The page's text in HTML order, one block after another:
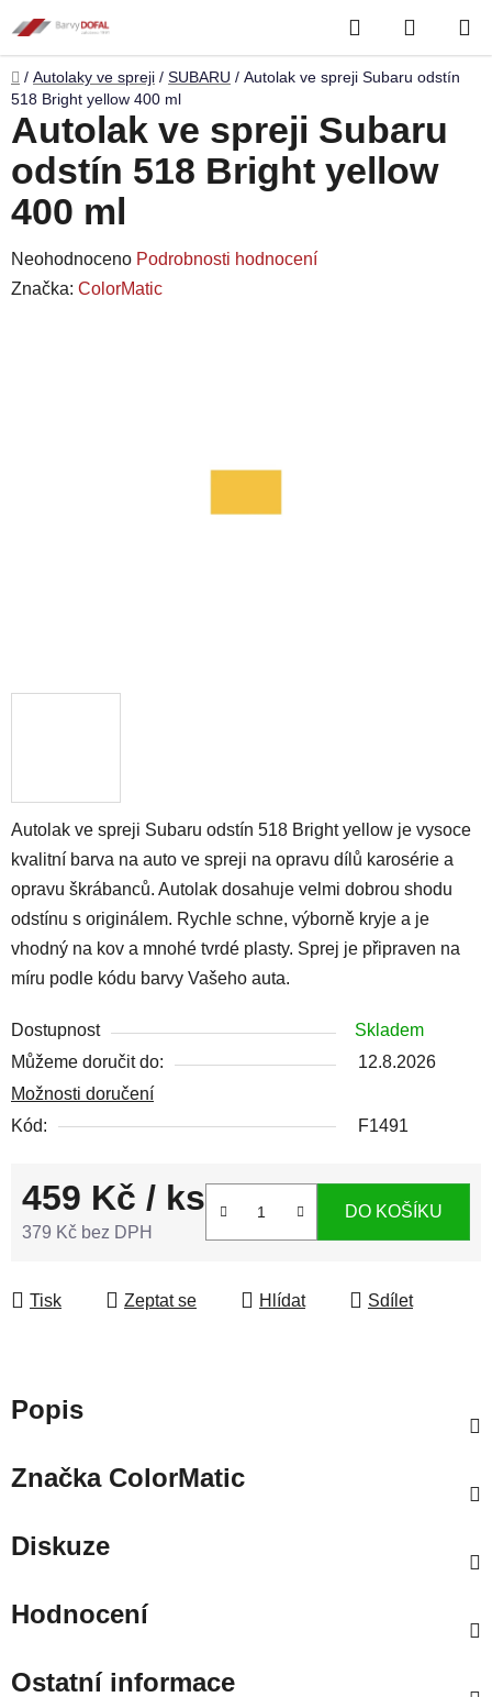
na
obsah
Hledat
KOŠÍK
Domů
/ Autolaky ve spreji / SUBARU / Autolak ve spreji Subaru odstín
518 Bright yellow 400 ml
Autolak ve spreji Subaru odstín 518 Bright yellow je vysoce
kvalitní barva na auto ve spreji na opravu dílů karosérie a
opravu škrábanců. Autolak dosahuje velmi dobrou shodu
odstínu s originálem. Rychle schne, výborně kryje a je
vhodný na kov a mnohé tvrdé plasty. Sprej je připraven na
míru podle kódu barvy Vašeho auta.
Dostupnost
Skladem
Můžeme doručit do:
12.8.2026
Možnosti doručení
Kód:
F1491
459 Kč / ks
379 Kč bez DPH
DO KOŠÍKU
Tisk Zeptat se Hlídat Sdílet
Autolak ve spreji Subaru
odstín 518 Bright yellow
400 ml
Průměrné
hodnocení
Neohodnoceno Podrobnosti hodnocení
Značka: ColorMatic
Popis
ZnačkaColorMatic
Diskuze
Hodnocení
Ostatní informace